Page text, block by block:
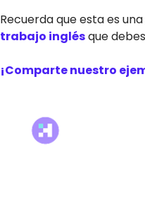
Recuerda que esta es
trabajo inglésque
¡Comparte nuestro